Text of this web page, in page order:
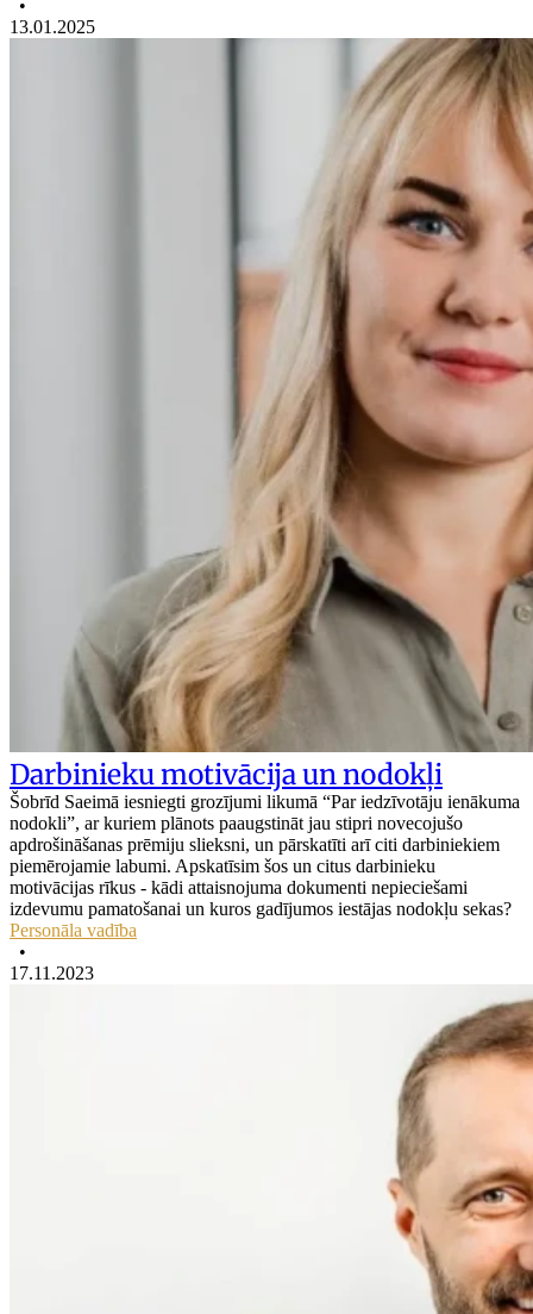
•
13.01.2025
Darbinieku motivācija un nodokļi
Šobrīd Saeimā iesniegti grozījumi likumā “Par iedzīvotāju ienākuma
nodokli”, ar kuriem plānots paaugstināt jau stipri novecojušo
apdrošināšanas prēmiju slieksni, un pārskatīti arī citi darbiniekiem
piemērojamie labumi. Apskatīsim šos un citus darbinieku
motivācijas rīkus - kādi attaisnojuma dokumenti nepieciešami
izdevumu pamatošanai un kuros gadījumos iestājas nodokļu sekas?
Personāla vadība
•
17.11.2023